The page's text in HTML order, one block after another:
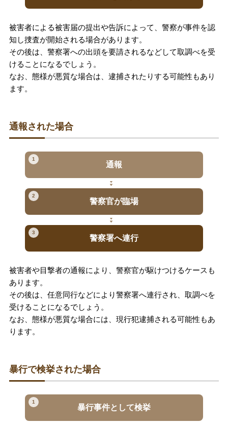
被害者による被害届の提出や告訴によって、警察が事件を認
知し捜査が開始される場合があります。
その後は、警察署への出頭を要請されるなどして取調べを受
けることになるでしょう。
なお、態様が悪質な場合は、逮捕されたりする可能性もあり
ます。
通報された場合
1
通報
2
警察官が臨場
3
警察署へ連行
被害者や目撃者の通報により、警察官が駆けつけるケースも
あります。
その後は、任意同行などにより警察署へ連行され、取調べを
受けることになるでしょう。
なお、態様が悪質な場合には、現行犯逮捕される可能性もあ
ります。
暴行で検挙された場合
1
暴行事件として検挙